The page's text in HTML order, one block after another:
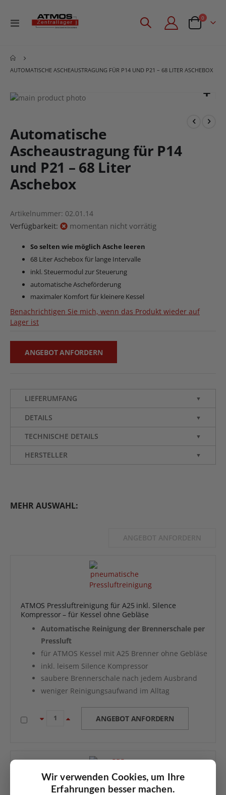
Wir verwenden Cookies, um Ihre
Erfahrungen besser machen.
Navigation
0 Artikel
AUTOMATISCHE ASCHEAUSTRAGUNG FÜR P14 UND P21 – 68 LITER ASCHEBOX
Zum
Bildgalerie
springen
der
Bildgalerie
springen
Automatische
Ascheaustragung für P14
und P21 – 68 Liter
Aschebox
Artikelnummer 02.01.14
Verfügbarkeit:
momentan nicht vorrätig
So selten wie möglich Asche leeren
68 Liter Aschebox für lange Intervalle
inkl. Steuermodul zur Steuerung
automatische Ascheförderung
maximaler Komfort für kleinere Kessel
Benachrichtigen Sie mich, wenn das Produkt wieder auf
Lager ist
ANGEBOT ANFORDERN
LIEFERUMFANG ▼
DETAILS ▼
TECHNISCHE DETAILS ▼
HERSTELLER ▼
MEHR AUSWAHL:
ANGEBOT ANFORDERN
ATMOS Pressluftreinigung für A25 inkl. Silence
Kompressor – für Kessel ohne Gebläse
Automatische Reinigung der Brennerschale per
Pressluft
für ATMOS Kessel mit A25 Brenner ohne Gebläse
inkl. leisem Silence Kompressor
saubere Brennerschale nach jedem Ausbrand
weniger Reinigungsaufwand im Alltag
ANGEBOT ANFORDERN